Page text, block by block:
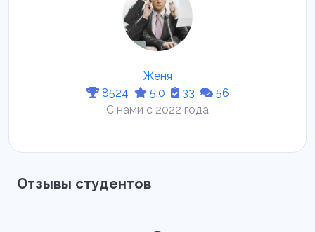
Женя
8524
5.0 33
56
С нами с 2022 года
Отзывы студентов